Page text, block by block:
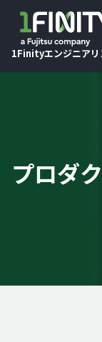
1Finityエンジニアリ
プロダ